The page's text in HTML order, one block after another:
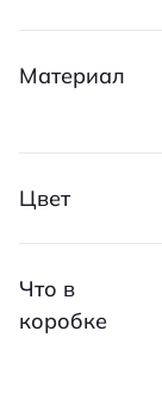
Материал
Цвет
Что в
коробке